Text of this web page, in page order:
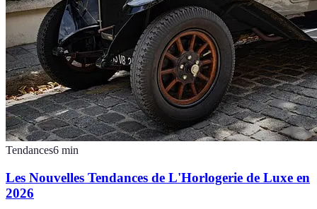
Tendances6 min
Les Nouvelles Tendances de L'Horlogerie de Luxe en
2026